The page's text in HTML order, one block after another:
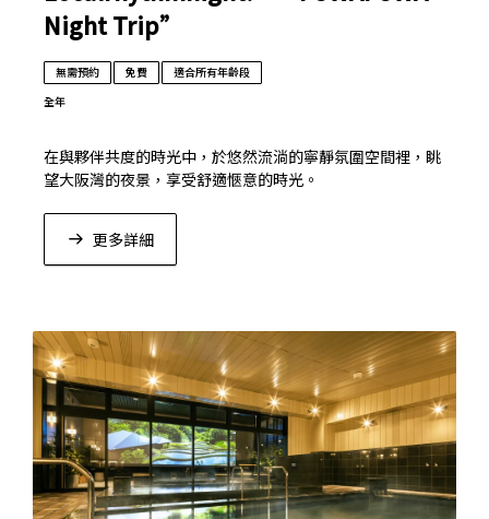
Night Trip”
無需預約 免費
適合所有年齡段
全年
在與夥伴共度的時光中，於悠然流淌的寧靜氛圍空間裡，眺
望大阪灣的夜景，享受舒適愜意的時光。
更多詳細